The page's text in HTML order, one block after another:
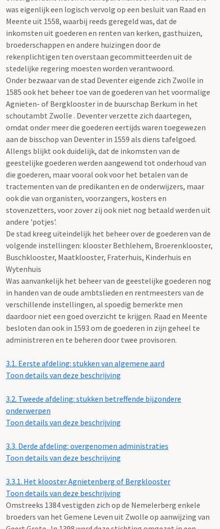
was eigenlijk een logisch vervolg op een besluit van Raad en
Meente uit 1558, waarbij reeds geregeld was, dat de
inkomsten uit goederen en renten van kerken, gasthuizen,
broederschappen en andere huizingen door de
rekenplichtigen ten overstaan gecommitteerden uit de
stedelijke regering moesten worden verantwoord.
Onder bezwaar van de stad Deventer eigende zich Zwolle in
1585 ook het beheer toe van de goederen van het voormalige
Agnieten- of Bergklooster in de buurschap Berkum in het
schoutambt Zwolle . Deventer verzette zich daartegen,
omdat onder meer die goederen eertijds waren toegewezen
aan de bisschop van Deventer in 1559 als diens tafelgoed.
Allengs blijkt ook duidelijk, dat de inkomsten van de
geestelijke goederen werden aangewend tot onderhoud van
die goederen, maar vooral ook voor het betalen van de
tractementen van de predikanten en de onderwijzers, maar
ook die van organisten, voorzangers, kosters en
stovenzetters, voor zover zij ook niet nog betaald werden uit
andere 'potjes'.
De stad kreeg uiteindelijk het beheer over de goederen van de
volgende instellingen: klooster Bethlehem, Broerenklooster,
Buschklooster, Maatklooster, Fraterhuis, Kinderhuis en
Wytenhuis
Was aanvankelijk het beheer van de geestelijke goederen nog
in handen van de oude ambtslieden en rentmeesters van de
verschillende instellingen, al spoedig bemerkte men
daardoor niet een goed overzicht te krijgen. Raad en Meente
besloten dan ook in 1593 om de goederen in zijn geheel te
administreren en te beheren door twee provisoren.
3.1. Eerste afdeling: stukken van algemene aard
Toon details van deze beschrijving
3.2. Tweede afdeling: stukken betreffende bijzondere
onderwerpen
Toon details van deze beschrijving
3.3. Derde afdeling: overgenomen administraties
Toon details van deze beschrijving
3.3.1. Het klooster Agnietenberg of Bergklooster
Toon details van deze beschrijving
Omstreeks 1384 vestigden zich op de Nemelerberg enkele
broeders van het Gemene Leven uit Zwolle op aanwijzing van